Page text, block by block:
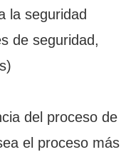
la seguridad
de seguridad,
del proceso de
el proceso más